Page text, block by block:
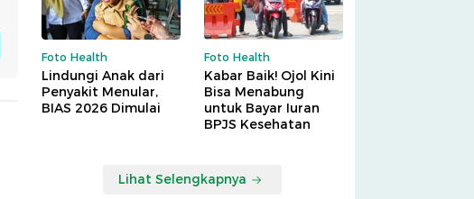
Foto Health
Lindungi Anak dari
Penyakit Menular,
BIAS 2026 Dimulai
Foto Health
Kabar Baik! Ojol Kini
Bisa Menabung
untuk Bayar Iuran
BPJS Kesehatan
Lihat Selengkapnya